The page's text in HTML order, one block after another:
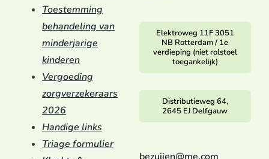
Toestemming
behandeling van
minderjarige
kinderen
Vergoeding
zorgverzekeraars
2026
Handige links
Triage formulier
Elektroweg 11F 3051
NB Rotterdam / 1e
verdieping (niet rolstoel
toegankelijk)
Distributieweg 64,
2645 EJ Delfgauw